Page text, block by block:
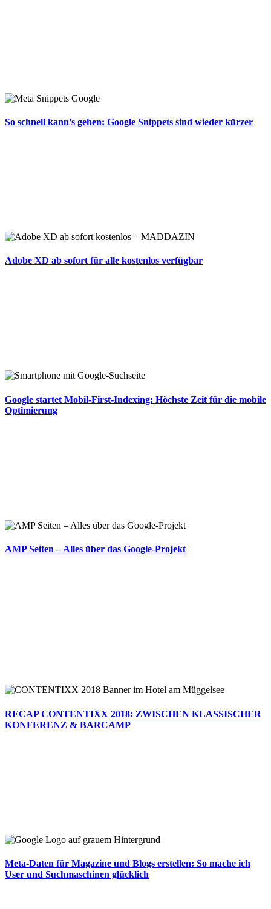
So schnell kann’s gehen: Google Snippets sind wieder kürzer
Adobe XD ab sofort für alle kostenlos verfügbar
Google startet Mobil-First-Indexing: Höchste Zeit für die mobile
Optimierung
AMP Seiten – Alles über das Google-Projekt
RECAP CONTENTIXX 2018: ZWISCHEN KLASSISCHER
KONFERENZ & BARCAMP
Meta-Daten für Magazine und Blogs erstellen: So mache ich
User und Suchmaschinen glücklich